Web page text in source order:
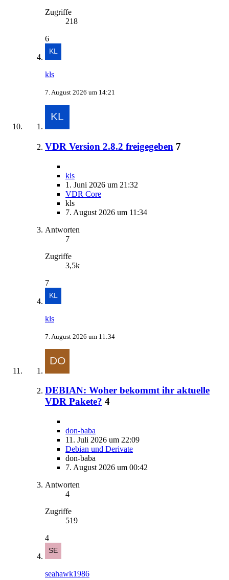
Zugriffe
218
6
kls
7. August 2026 um 14:21
VDR Version 2.8.2 freigegeben 7
kls
1. Juni 2026 um 21:32
VDR Core
kls
7. August 2026 um 11:34
Antworten
7
Zugriffe
3,5k
7
kls
7. August 2026 um 11:34
DEBIAN: Woher bekommt ihr aktuelle
VDR Pakete? 4
don-baba
11. Juli 2026 um 22:09
Debian und Derivate
don-baba
7. August 2026 um 00:42
Antworten
4
Zugriffe
519
4
seahawk1986